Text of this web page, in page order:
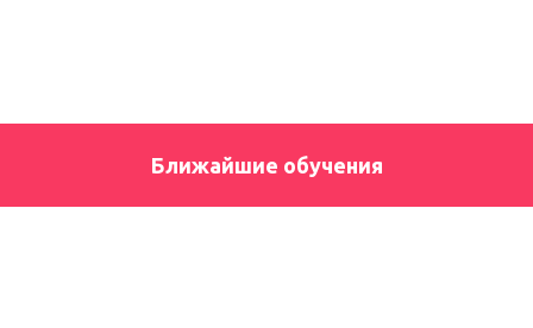
Ближайшие обучения